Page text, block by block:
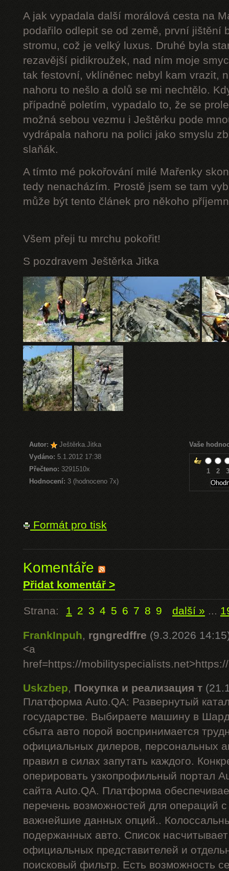
A jak vypadala další morálová cesta na
podařilo odlepit se od země, první jištění
stromu, což je velký luxus. Druhé byla
rezavější pidikroužek, nad ním moje
tak festovní, vklíněnec nebyl kam vrazit,
nahoru to nešlo a dolů se mi nechtělo.
případně poletím, vypadalo to, že se
možná sebou vezmu i Ještěrku pode
vydrápala nahoru na polici jako smyslu
slaňák.
A tímto mé pokořování milé Mařenky
tedy nenacházím. Prostě jsem se tam
může být tento článek pro někoho
Všem přeji tu mrchu pokořit!
S pozdravem Ještěrka Jitka
Autor:
Ještěrka.Jitka
Vydáno: 5.1.2012 17:38
Přečteno: 3291510x
Hodnocení: 3 (hodnoceno 7x)
Vaše
1 2 3
Formát pro tisk
Komentáře
Přidat komentář >
Strana: 1 2 3 4 5 6 7 8 9 další » ...
FrankInpuh, rgngredffre (9.3.2026
<a
href=https://
Uskzbep, Покупка и реализация т
Платформа Auto.QA: Развернутый
государстве. Выбираете машину в
сбыта авто порой воспринимается
официальных дилеров, персональных
правил в силах запутать каждого.
оперировать узкопрофильный портал
сайта Auto.QA. Платформа
перечень возможностей для операций
важнейшие данных опций..
подержанных авто. Список
официальных представителей и
поисковый фильтр. Есть возможность